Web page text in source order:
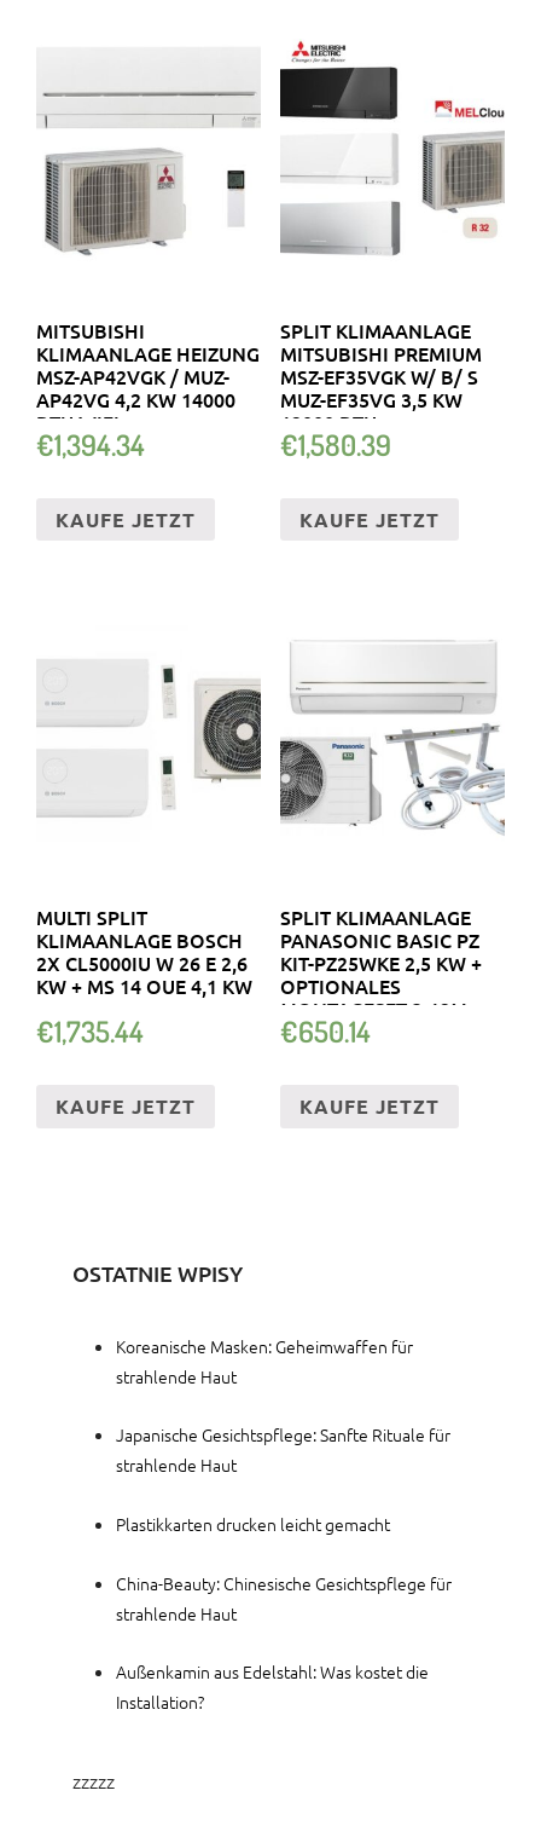
MITSUBISHI
KLIMAANLAGE HEIZUNG
MSZ-AP42VGK / MUZ-
AP42VG 4,2 KW 14000
BTU WIFI
€1,394.34
KAUFE JETZT
SPLIT KLIMAANLAGE
MITSUBISHI PREMIUM
MSZ-EF35VGK W/ B/ S
MUZ-EF35VG 3,5 KW
12000 BTU
€1,580.39
KAUFE JETZT
MULTI SPLIT
KLIMAANLAGE BOSCH
2X CL5000IU W 26 E 2,6
KW + MS 14 OUE 4,1 KW
€1,735.44
KAUFE JETZT
SPLIT KLIMAANLAGE
PANASONIC BASIC PZ
KIT-PZ25WKE 2,5 KW +
OPTIONALES
MONTAGESET 3-12M
€650.14
KAUFE JETZT
OSTATNIE WPISY
Koreanische Masken: Geheimwaffen für
strahlende Haut
Japanische Gesichtspflege: Sanfte Rituale für
strahlende Haut
Plastikkarten drucken leicht gemacht
China-Beauty: Chinesische Gesichtspflege für
strahlende Haut
Außenkamin aus Edelstahl: Was kostet die
Installation?
zzzzz